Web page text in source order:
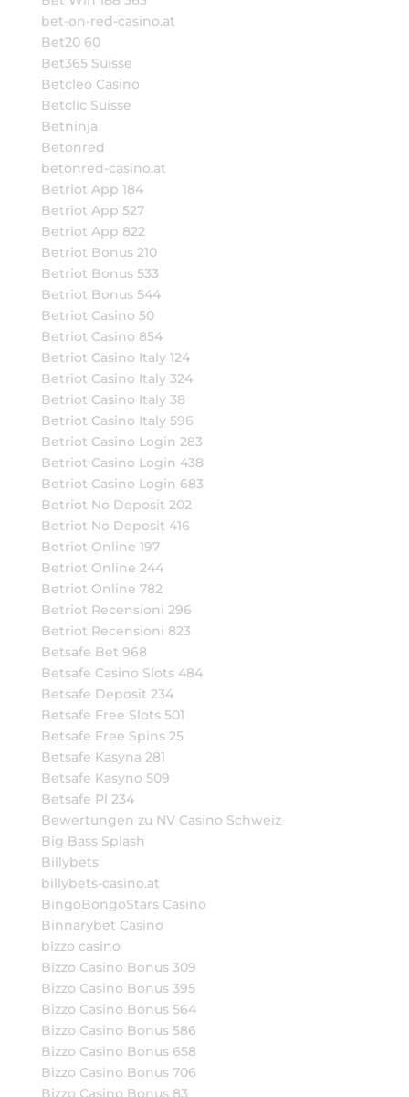
bet-on-red-casino.at
Bet20 60
Bet365 Suisse
Betcleo Casino
Betclic Suisse
Betninja
Betonred
betonred-casino.at
Betriot App 184
Betriot App 527
Betriot App 822
Betriot Bonus 210
Betriot Bonus 533
Betriot Bonus 544
Betriot Casino 50
Betriot Casino 854
Betriot Casino Italy 124
Betriot Casino Italy 324
Betriot Casino Italy 38
Betriot Casino Italy 596
Betriot Casino Login 283
Betriot Casino Login 438
Betriot Casino Login 683
Betriot No Deposit 202
Betriot No Deposit 416
Betriot Online 197
Betriot Online 244
Betriot Online 782
Betriot Recensioni 296
Betriot Recensioni 823
Betsafe Bet 968
Betsafe Casino Slots 484
Betsafe Deposit 234
Betsafe Free Slots 501
Betsafe Free Spins 25
Betsafe Kasyna 281
Betsafe Kasyno 509
Betsafe Pl 234
Bewertungen zu NV Casino Schweiz
Big Bass Splash
Billybets
billybets-casino.at
BingoBongoStars Casino
Binnarybet Casino
bizzo casino
Bizzo Casino Bonus 309
Bizzo Casino Bonus 395
Bizzo Casino Bonus 564
Bizzo Casino Bonus 586
Bizzo Casino Bonus 658
Bizzo Casino Bonus 706
Bizzo Casino Bonus 83